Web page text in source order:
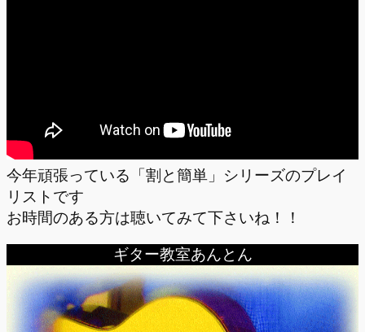
今年頑張っている「割と簡単」シリーズのプレイ
リストです
お時間のある方は聴いてみて下さいね！！
ギター教室あんとん